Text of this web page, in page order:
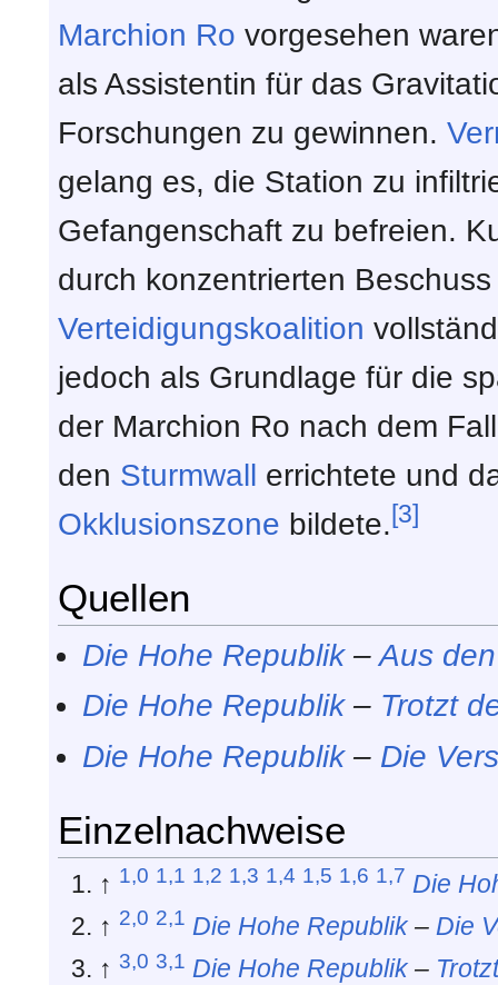
Marchion Ro vorgesehen
als Assistentin für das
Forschungen zu gewinnen.
gelang es, die Station zu
Gefangenschaft zu befreien.
durch konzentrierten
Verteidigungskoalition
jedoch als Grundlage für die
der Marchion Ro nach dem
den Sturmwall errichtete und
Okklusionszone bildete.[3]
Quellen
Die Hohe Republik–Aus
Die Hohe Republik– Trotzt
Die Hohe Republik– Die
Einzelnachweise
↑ 1,0 1,1 1,2 1,3 1,4 1,5 1,6 1,7 Die
↑ 2,0 2,1 Die Hohe Republik – Die
↑ 3,0 3,1 Die Hohe Republik –